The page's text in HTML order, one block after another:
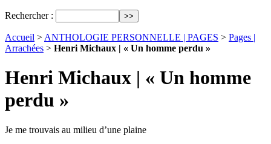
Rechercher :
Accueil > ANTHOLOGIE PERSONNELLE | PAGES > Pages |
Arrachées > Henri Michaux | « Un homme perdu »
Henri Michaux | « Un homme
perdu »
Je me trouvais au milieu d’une plaine